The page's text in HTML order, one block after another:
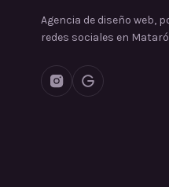
Agencia de diseño web,
redes sociales en